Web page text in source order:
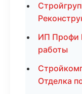
ИП Профи
работы
Отделка